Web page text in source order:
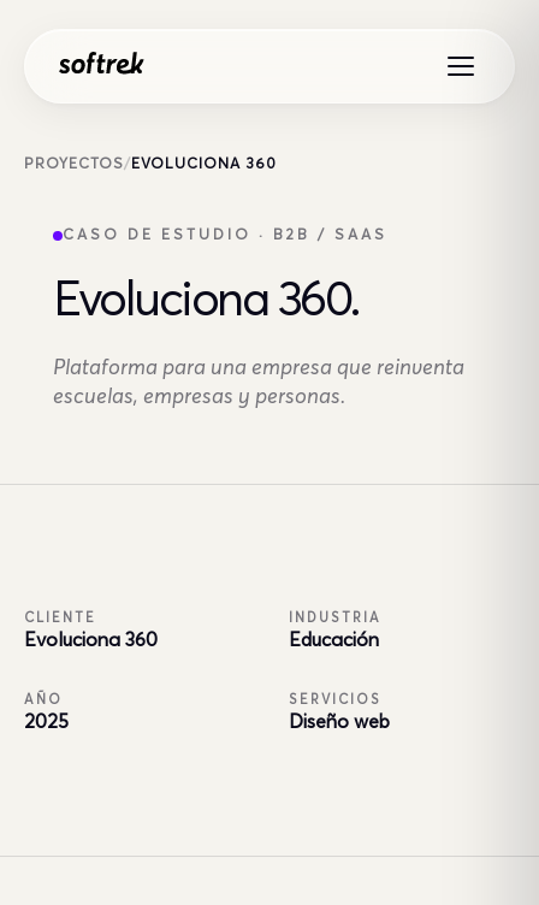
PROYECTOS/ EVOLUCIONA 360
CASO DE ESTUDIO · B2B / SAAS
Evoluciona 360.
Plataforma para una empresa que reinventa
escuelas, empresas y personas.
CLIENTE
Evoluciona 360
INDUSTRIA
Educación
AÑO
2025
SERVICIOS
Diseño web